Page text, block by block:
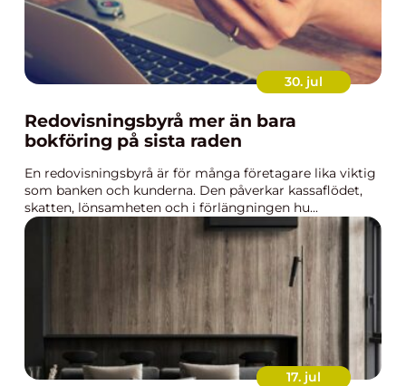
30. jul
Redovisningsbyrå mer än bara
bokföring på sista raden
En redovisningsbyrå är för många företagare lika viktig
som banken och kunderna. Den påverkar kassaflödet,
skatten, lönsamheten och i förlängningen hu...
17. jul